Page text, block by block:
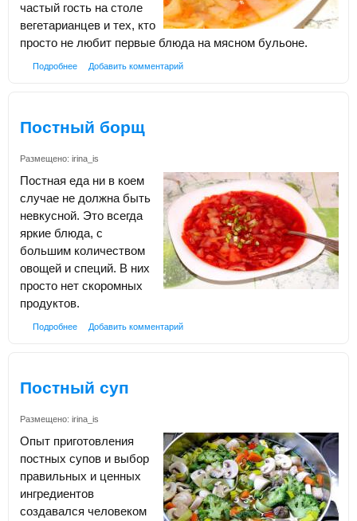
частый гость на столе
вегетарианцев и тех, кто
просто не любит первые блюда на мясном бульоне.
Подробнее Добавить комментарий
Постный борщ
Размещено: irina_is
Постная еда ни в коем
случае не должна быть
невкусной. Это всегда
яркие блюда, с
большим количеством
овощей и специй. В них
просто нет скоромных
продуктов.
Подробнее Добавить комментарий
Постный суп
Размещено: irina_is
Опыт приготовления
постных супов и выбор
правильных и ценных
ингредиентов
создавался человеком